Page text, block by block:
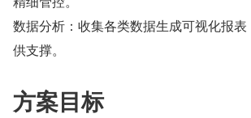
数据分析：收集各类数据生成可视化报
供支撑。
方案目标